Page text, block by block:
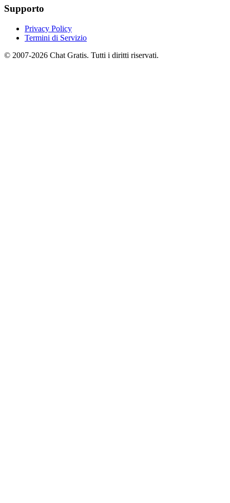
Supporto
Privacy Policy
Termini di Servizio
© 2007-2026 Chat Gratis. Tutti i diritti riservati.